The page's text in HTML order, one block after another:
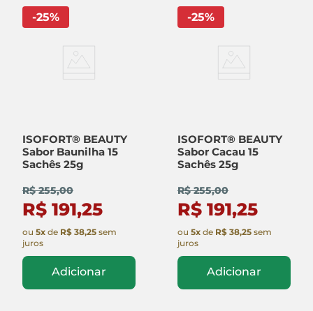
ISOFORT® BEAUTY
Sabor Baunilha 15
Sachês 25g
-25%
R$ 255,00
R$ 191,25
ou 5x de R$ 38,25 sem
juros
Adicionar
ISOFORT® BEAUTY
Sabor Cacau 15
Sachês 25g
-25%
R$ 255,00
R$ 191,25
ou 5x de R$ 38,25 sem
juros
Adicionar